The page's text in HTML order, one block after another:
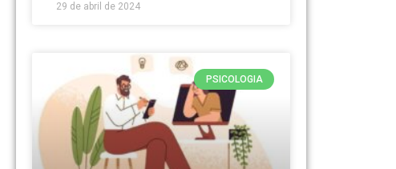
29 de abril de 2024
PSICOLOGIA